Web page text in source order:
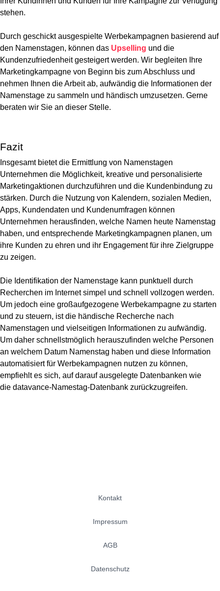
stehen.
Durch geschickt ausgespielte Werbekampagnen basierend auf
den Namenstagen, können das Upselling und die
Kundenzufriedenheit gesteigert werden. Wir begleiten Ihre
Marketingkampagne von Beginn bis zum Abschluss und
nehmen Ihnen die Arbeit ab, aufwändig die Informationen der
Namenstage zu sammeln und händisch umzusetzen. Gerne
beraten wir Sie an dieser Stelle.
Fazit
Insgesamt bietet die Ermittlung von Namenstagen
Unternehmen die Möglichkeit, kreative und personalisierte
Marketingaktionen durchzuführen und die Kundenbindung zu
stärken. Durch die Nutzung von Kalendern, sozialen Medien,
Apps, Kundendaten und Kundenumfragen können
Unternehmen herausfinden, welche Namen heute Namenstag
haben, und entsprechende Marketingkampagnen planen, um
ihre Kunden zu ehren und ihr Engagement für ihre Zielgruppe
zu zeigen.
Die Identifikation der Namenstage kann punktuell durch
Recherchen im Internet simpel und schnell vollzogen werden.
Um jedoch eine großaufgezogene Werbekampagne zu starten
und zu steuern, ist die händische Recherche nach
Namenstagen und vielseitigen Informationen zu aufwändig.
Um daher schnellstmöglich herauszufinden welche Personen
an welchem Datum Namenstag haben und diese Information
automatisiert für Werbekampagnen nutzen zu können,
empfiehlt es sich, auf darauf ausgelegte Datenbanken wie
die datavance-Namestag-Datenbank zurückzugreifen.
Kontakt
Impressum
AGB
Datenschutz